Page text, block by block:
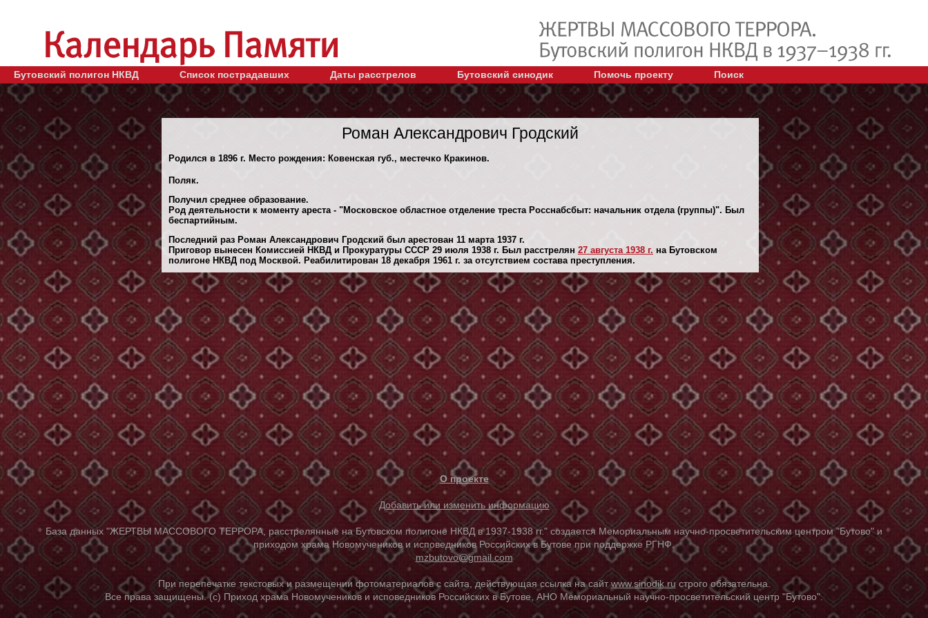
Бутовский полигон НКВД Список пострадавших Даты расстрелов Бутовский синодик Помочь проекту Поиск
Роман Александрович Гродский
Родился в 1896 г. Место рождения: Ковенская губ., местечко Кракинов.
Поляк.
Получил среднее образование.
Род деятельности к моменту ареста - "Московское областное отделение треста Росснабсбыт: начальник отдела (группы)". Был
беспартийным.
Последний раз Роман Александрович Гродский был арестован 11 марта 1937 г.
Приговор вынесен Комиссией НКВД и Прокуратуры СССР 29 июля 1938 г. Был расстрелян 27 августа 1938 г. на Бутовском
полигоне НКВД под Москвой. Реабилитирован 18 декaбря 1961 г. за отсутствием состава преступления.
О проекте
Добавить или изменить информацию
База данных "ЖЕРТВЫ МАССОВОГО ТЕРРОРА, расстрелянные на Бутовском полигоне НКВД в 1937-1938 гг." создается Мемориальным научно-просветительским центром "Бутово" и
приходом храма Новомучеников и исповедников Российских в Бутове при поддержке РГНФ.
mzbutovo@gmail.com
При перепечатке текстовых и размещении фотоматериалов с сайта, действующая ссылка на сайтwww.sinodik.ru строго обязательна.
Все права защищены. (с) Приход храма Новомучеников и исповедников Российских в Бутове, АНО Мемориальный научно-просветительский центр "Бутово".